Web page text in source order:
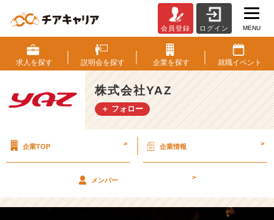
に
未
来
を、
未
明
を
【株
会員登録 ログイン MENU
求人を探す 説明会を探す 企業を探す 就職イベント
株式会社YAZ
＋ フォロー
企業TOP > 企業情報 >
メンバー >